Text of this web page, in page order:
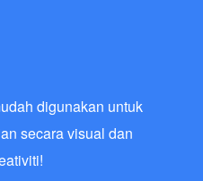
digunakan untuk
secara visual dan